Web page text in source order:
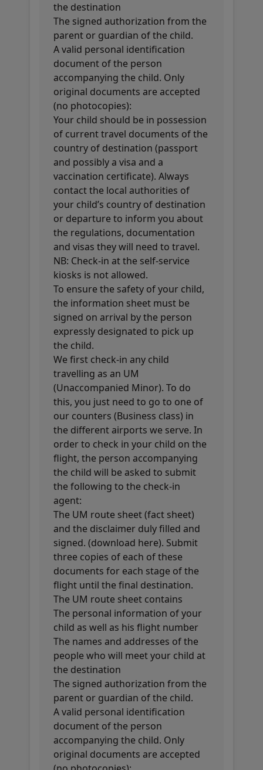
the destination
The signed authorization from the
parent or guardian of the child.
A valid personal identification
document of the person
accompanying the child. Only
original documents are accepted
(no photocopies):
Your child should be in possession
of current travel documents of the
country of destination (passport
and possibly a visa and a
vaccination certificate). Always
contact the local authorities of
your child’s country of destination
or departure to inform you about
the regulations, documentation
and visas they will need to travel.
NB: Check-in at the self-service
kiosks is not allowed.
To ensure the safety of your child,
the information sheet must be
signed on arrival by the person
expressly designated to pick up
the child.
We first check-in any child
travelling as an UM
(Unaccompanied Minor). To do
this, you just need to go to one of
our counters (Business class) in
the different airports we serve. In
order to check in your child on the
flight, the person accompanying
the child will be asked to submit
the following to the check-in
agent:
The UM route sheet (fact sheet)
and the disclaimer duly filled and
signed. (download here). Submit
three copies of each of these
documents for each stage of the
flight until the final destination.
The UM route sheet contains
The personal information of your
child as well as his flight number
The names and addresses of the
people who will meet your child at
the destination
The signed authorization from the
parent or guardian of the child.
A valid personal identification
document of the person
accompanying the child. Only
original documents are accepted